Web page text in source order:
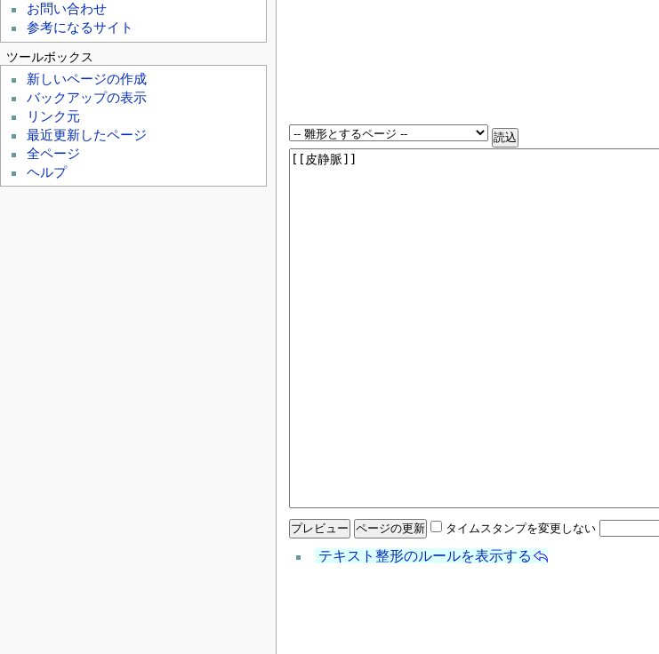
タイムスタンプを変更しない
テキスト整形のルールを表示する
お問い合わせ
参考になるサイト
ツールボックス
新しいページの作成
バックアップの表示
リンク元
最近更新したページ
全ページ
ヘルプ